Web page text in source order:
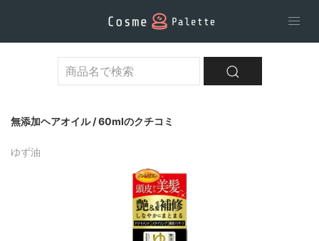
無添加ヘアオイル / 60mlのクチコミ
ゆず油